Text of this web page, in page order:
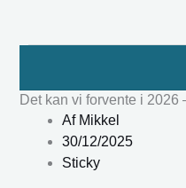
Det kan vi forvente i 2026
AfMikkel
30/12/2025
Sticky